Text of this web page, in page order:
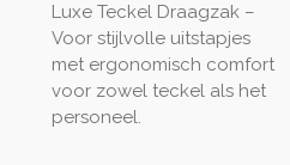
Luxe Teckel Draagzak –
Voor stijlvolle uitstapjes
met ergonomisch comfort
voor zowel teckel als het
personeel.